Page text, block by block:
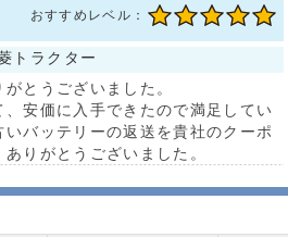
おすすめレベル：
トラクター
とうございました。
安価に入手できたので満足してい
バッテリーの返送を貴社のクーポ
りがとうございました。